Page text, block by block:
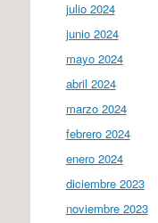
julio 2024
junio 2024
mayo 2024
abril 2024
marzo 2024
febrero 2024
enero 2024
diciembre 2023
noviembre 2023